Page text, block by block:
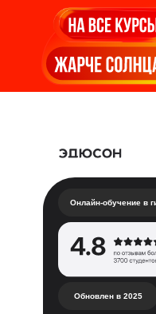
Онлайн-обучение в
Обновлен в 2025